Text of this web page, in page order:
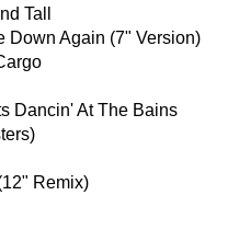
Tall
Down Again (7" Version)
Dancin' At The Bains
Remix)